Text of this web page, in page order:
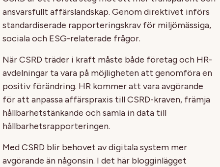
ansvarsfullt affärslandskap. Genom direktivet införs
standardiserade rapporteringskrav för miljömässiga,
sociala och ESG-relaterade frågor.
När CSRD träder i kraft måste både företag och HR-
avdelningar ta vara på möjligheten att genomföra en
positiv förändring. HR kommer att vara avgörande
för att anpassa affärspraxis till CSRD-kraven, främja
hållbarhetstänkande och samla in data till
hållbarhetsrapporteringen.
Med CSRD blir behovet av digitala system mer
avgörande än någonsin. I det här blogginlägget